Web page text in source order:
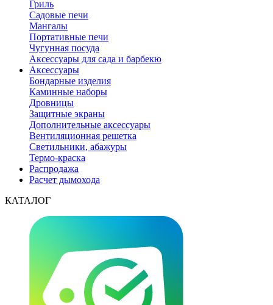
Гриль
Садовые печи
Мангалы
Портативные печи
Чугунная посуда
Аксессуары для сада и барбекю
Аксессуары
Бондарные изделия
Каминные наборы
Дровницы
Защитные экраны
Дополнительные аксессуары
Вентиляционная решетка
Светильники, абажуры
Термо-краска
Распродажа
Расчет дымохода
КАТАЛОГ